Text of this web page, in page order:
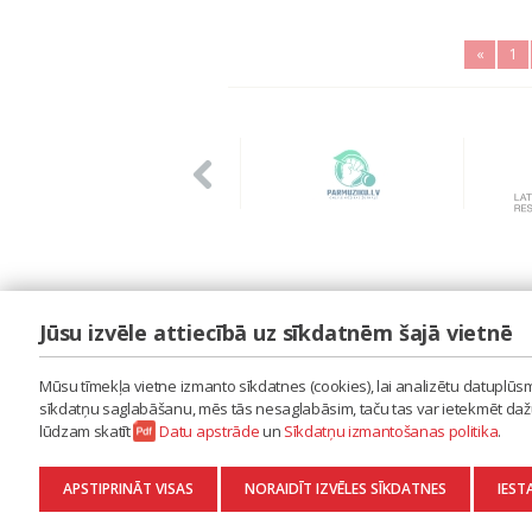
« 1
LAIPA
ES RADU MŪZIKU
AKTUALITĀTES
KONTAKTI
SĪKDATŅU IZMANTOŠANAS POLITIKA
DATU APSTRĀDE
Jūsu izvēle attiecībā uz sīkdatnēm šajā vietnē
Mūsu tīmekļa vietne izmanto sīkdatnes (cookies), lai analizētu
sīkdatņu saglabāšanu, mēs tās nesaglabāsim, taču tas var ietekmēt
lūdzam skatīt
Datu apstrādeun Sīkdatņu izmantošanas politika.
APSTIPRINĀT VISAS NORAIDĪT IZVĒLES SĪKDATNES